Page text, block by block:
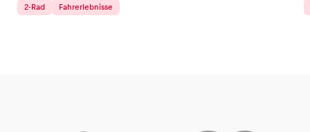
2-Rad Fahrerlebnisse